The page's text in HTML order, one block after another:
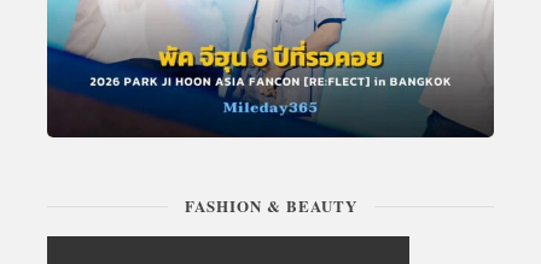
FASHION & BEAUTY